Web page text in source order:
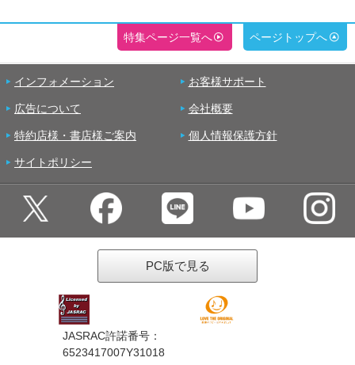
特集ページ一覧へ ページトップへ
インフォメーション お客様サポート
広告について 会社概要
特約店様・書店様ご案内 個人情報保護方針
サイトポリシー
PC版で見る
JASRAC許諾番号：
6523417007Y31018